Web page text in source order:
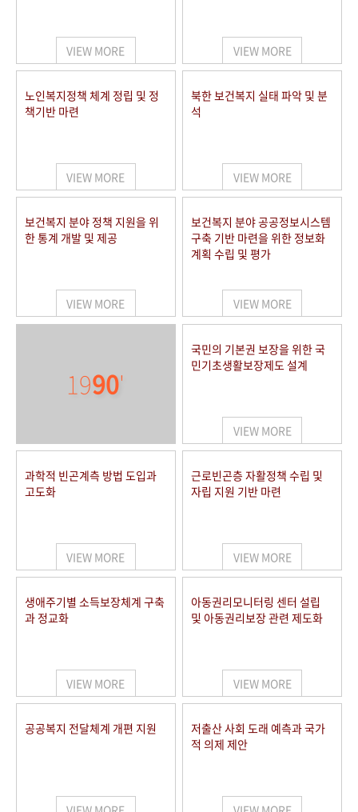
VIEW MORE VIEW MORE
노인복지정책 체계 정립 및 정
책기반 마련
VIEW MORE
북한 보건복지 실태 파악 및 분
석
VIEW MORE
보건복지 분야 정책 지원을 위
한 통계 개발 및 제공
VIEW MORE
보건복지 분야 공공정보시스템
구축 기반 마련을 위한 정보화
계획 수립 및 평가
VIEW MORE
1990'
국민의 기본권 보장을 위한 국
민기초생활보장제도 설계
VIEW MORE
과학적 빈곤계측 방법 도입과
고도화
VIEW MORE
근로빈곤층 자활정책 수립 및
자립 지원 기반 마련
VIEW MORE
생애주기별 소득보장체계 구축
과 정교화
VIEW MORE
아동권리모니터링 센터 설립
및 아동권리보장 관련 제도화
VIEW MORE
공공복지 전달체계 개편 지원
저출산 사회 도래 예측과 국가
적 의제 제안